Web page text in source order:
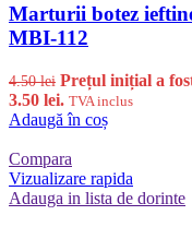
Marturii botez
MBI-112
4.50lei Prețul inițial a
3.50 lei. TVA inclus
Adaugă în coș
Compara
Vizualizare rapida
Adauga in lista de dorinte